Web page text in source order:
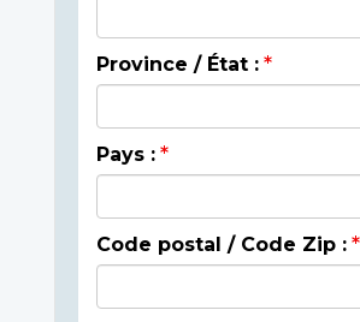
Province / État :
Pays :
Code postal / Code Zip :